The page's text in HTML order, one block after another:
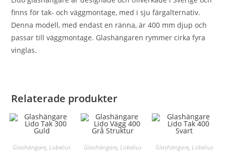
finns för tak- och väggmontage, med i sju färgalternativ.
Denna modell, med endast en ränna, är 400 mm djup och
passar till väggmontage. Glashängaren rymmer cirka fyra
vinglas.
Relaterade produkter
Glashängare,Lobelius Glashängare,Lobelius Glashängare, Lobelius